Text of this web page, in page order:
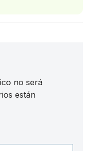
no será
están